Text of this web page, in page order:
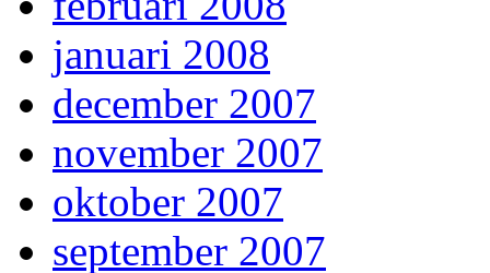
januari 2008
december 2007
november 2007
oktober 2007
september 2007